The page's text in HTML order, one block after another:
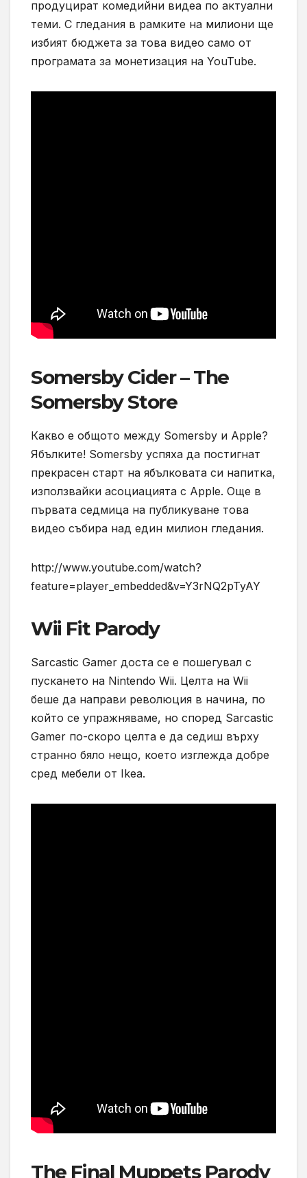
продуцират комедийни видеа по актуални
теми. С гледания в рамките на милиони ще
избият бюджета за това видео само от
програмата за монетизация на YouTube.
Somersby Cider – The
Somersby Store
Какво е общото между Somersby и Apple?
Ябълките! Somersby успяха да постигнат
прекрасен старт на ябълковата си напитка,
използвайки асоциацията с Apple. Още в
първата седмица на публикуване това
видео събира над един милион гледания.
http://www.youtube.com/watch?
feature=player_embedded&v=Y3rNQ2pTyAY
Wii Fit Parody
Sarcastic Gamer доста се е пошегувал с
пускането на Nintendo Wii. Целта на Wii
беше да направи революция в начина, по
който се упражняваме, но според Sarcastic
Gamer по-скоро целта е да седиш върху
странно бяло нещо, което изглежда добре
сред мебели от Ikea.
The Final Muppets Parody